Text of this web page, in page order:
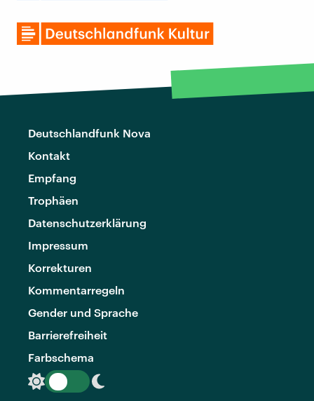
Deutschlandfunk Nova
Kontakt
Empfang
Trophäen
Datenschutzerklärung
Impressum
Korrekturen
Kommentarregeln
Gender und Sprache
Barrierefreiheit
Farbschema